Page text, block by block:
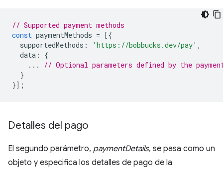
// Supported payment methods
const paymentMethods = [{
supportedMethods : 'https://bobbucks.dev/pay' ,
data :
{
...
// Optional parameters defined by the
}
}];
Detalles del pago
El segundo parámetro, paymentDetails, se pasa como un
objeto y especifica los detalles de pago de la